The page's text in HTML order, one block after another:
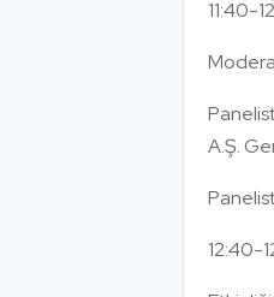
11:40-
A.Ş.
12:40-